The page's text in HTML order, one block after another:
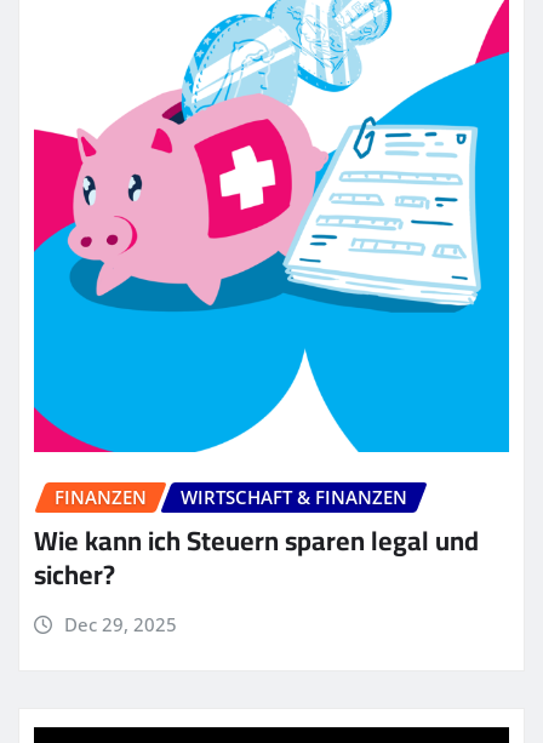
FINANZEN WIRTSCHAFT & FINANZEN
Wie kann ich Steuern sparen legal und
sicher?
Dec 29, 2025